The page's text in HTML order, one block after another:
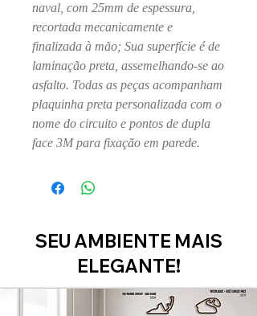
naval, com 25mm de espessura,
recortada mecanicamente e
finalizada à mão; Sua superfície é de
laminação preta, assemelhando-se ao
asfalto. Todas as peças acompanham
plaquinha preta personalizada com o
nome do circuito e pontos de dupla
face 3M para fixação em parede.
SEU AMBIENTE MAIS
ELEGANTE!